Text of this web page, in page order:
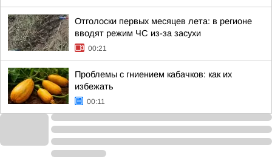
Отголоски первых месяцев лета: в регионе
вводят режим ЧС из-за засухи
00:21
Проблемы с гниением кабачков: как их
избежать
00:11